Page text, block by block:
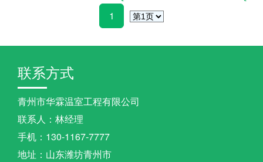
1
联系方式
青州市华霖温室工程有限公司
联系人：林经理
手机：130-1167-7777
地址：山东潍坊青州市